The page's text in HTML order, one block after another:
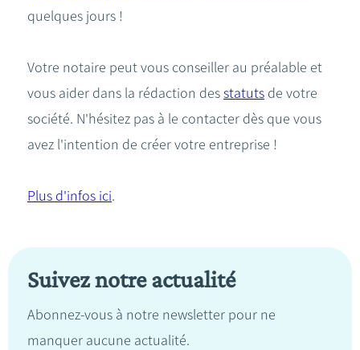
quelques jours !
Votre notaire peut vous conseiller au préalable et
vous aider dans la rédaction desstatuts de votre
société. N'hésitez pas à le contacter dès que vous
avez l'intention de créer votre entreprise !
Plus d'infos ici.
Suivez notre actualité
Abonnez-vous à notre newsletter pour ne
manquer aucune actualité.